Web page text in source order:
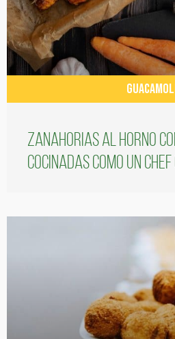
Zanahorias al horno
cocinadas como un